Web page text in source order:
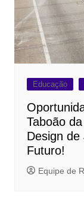
Educação
Taboão
Design
Futuro!
Equipe de